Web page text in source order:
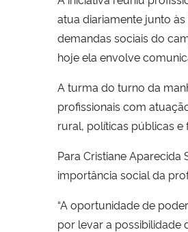
atua diariamente junto
demandas sociais do
hoje ela envolve
A turma do turno da
profissionais com
rural, políticas públicas
Para Cristiane
importância social da
“A oportunidade de
por levar a possibilidade